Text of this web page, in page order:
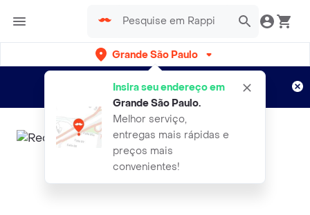
Grande São Paulo
Insira seu endereço em
Grande São Paulo.
Melhor serviço,
entregas mais rápidas e
preços mais
convenientes!
Entregas grátis por 15 dias!
Aplicam T&C